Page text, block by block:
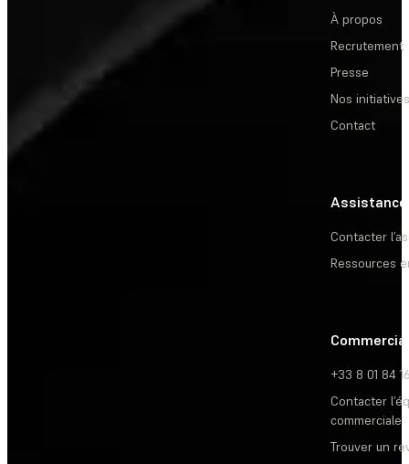
À propos
Recrutement
Presse
Nos initiatives
Contact
Assistance
Contacter
Ressources
Commercial
+33 8 01 84
Contacter
commerciale
Trouver un